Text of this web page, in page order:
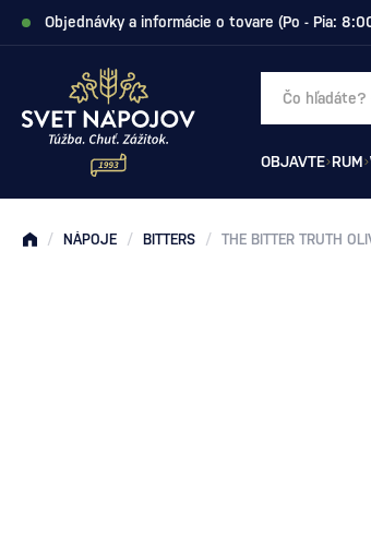
Objednávky a informácie o tovare (Po - Pia:
OBJAVTE RUM
/ NÁPOJE / BITTERS / THE BITTER TRUTH